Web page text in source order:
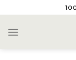
to
content